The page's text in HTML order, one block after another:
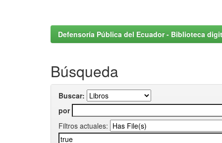
Defensoría Pública del Ecuador - Biblioteca
Búsqueda
Buscar:
por
Filtros actuales: